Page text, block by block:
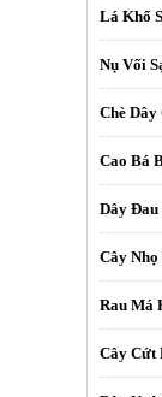
Lá Khổ
Nụ Vối
Chè Dây
Cao Bá
Dây Đau
Cây Nhọ
Rau Má
Cây Cứt